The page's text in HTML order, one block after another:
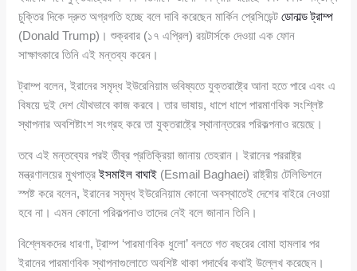
চুক্তির দিকে দ্রুত অগ্রগতি হচ্ছে বলে দাবি করেছেন মার্কিন প্রেসিডেন্টডোনাল্ড ট্রাম্প
(Donald Trump)। শুক্রবার (১৭ এপ্রিল) রয়টার্সকে দেওয়া এক ফোন
সাক্ষাৎকারে তিনি এই মন্তব্য করেন।
ট্রাম্প বলেন, ইরানের সমৃদ্ধ ইউরেনিয়াম ভবিষ্যতে যুক্তরাষ্ট্রে আনা হতে পারে এবং এ
বিষয়ে দুই দেশ যৌথভাবে কাজ করবে। তার ভাষায়, ধাপে ধাপে পারমাণবিক সংশ্লিষ্ট
স্থাপনার অবশিষ্টাংশ সংগ্রহ করে তা যুক্তরাষ্ট্রে স্থানান্তরের পরিকল্পনাও রয়েছে।
তবে এই মন্তব্যের পরই তীব্র প্রতিক্রিয়া জানায় তেহরান। ইরানের পররাষ্ট্র
মন্ত্রণালয়ের মুখপাত্রইসমাইল বাঘাই (Esmail Baghaei) রাষ্ট্রীয় টেলিভিশনে
স্পষ্ট করে বলেন, ইরানের সমৃদ্ধ ইউরেনিয়াম কোনো অবস্থাতেই দেশের বাইরে নেওয়া
হবে না। এমন কোনো পরিকল্পনাও তাদের নেই বলে জানান তিনি।
বিশ্লেষকদের ধারণা, ট্রাম্প ‘পারমাণবিক ধুলো’ বলতে গত বছরের বোমা হামলার পর
ইরানের পারমাণবিক স্থাপনাগুলোতে অবশিষ্ট থাকা পদার্থের কথাই উল্লেখ করেছেন।